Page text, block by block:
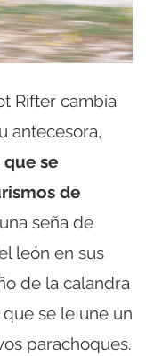
Rifter cambia
antecesora,
se
de
seña de
león en sus
de la calandra
se le une un
parachoques.